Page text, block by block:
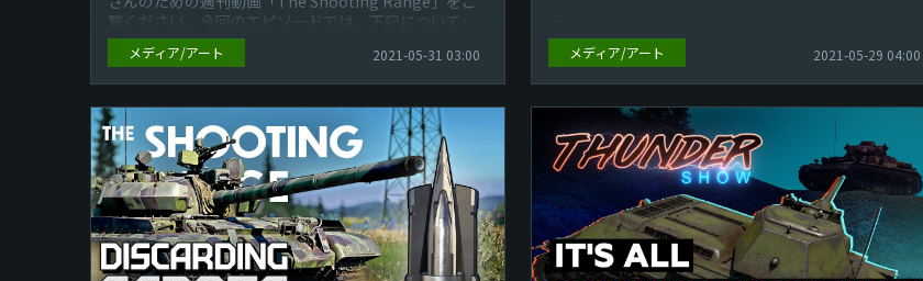
覧ください。今回のエピソードでは、下記についてご
紹介して...
メディア/アート 2021-05-31 03:00
プレイヤーの皆さま！ 新しくなったThunder Showの
今週最高だった動画だけをご紹...
メディア/アート 2021-05-29 04:00